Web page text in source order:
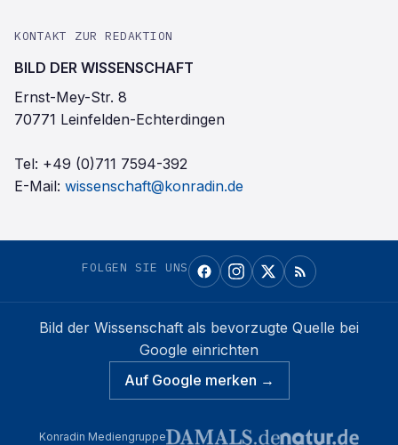
KONTAKT ZUR REDAKTION
BILD DER WISSENSCHAFT
Ernst-Mey-Str. 8
70771 Leinfelden-Echterdingen
Tel: +49 (0)711 7594-392
E-Mail: wissenschaft@konradin.de
FOLGEN SIE UNS
Bild der Wissenschaft als bevorzugte Quelle bei
Google einrichten
Auf Google merken →
Konradin Mediengruppe